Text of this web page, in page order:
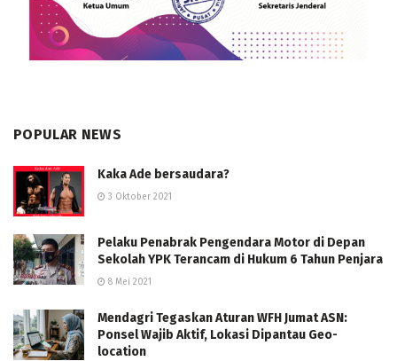
POPULAR NEWS
Kaka Ade bersaudara?
3 Oktober 2021
Pelaku Penabrak Pengendara Motor di Depan
Sekolah YPK Terancam di Hukum 6 Tahun Penjara
8 Mei 2021
Mendagri Tegaskan Aturan WFH Jumat ASN:
Ponsel Wajib Aktif, Lokasi Dipantau Geo-
location